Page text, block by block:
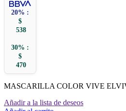
20% :
$
538
30% :
$
470
MASCARILLA COLOR VIVE
Añadir a la lista de deseos